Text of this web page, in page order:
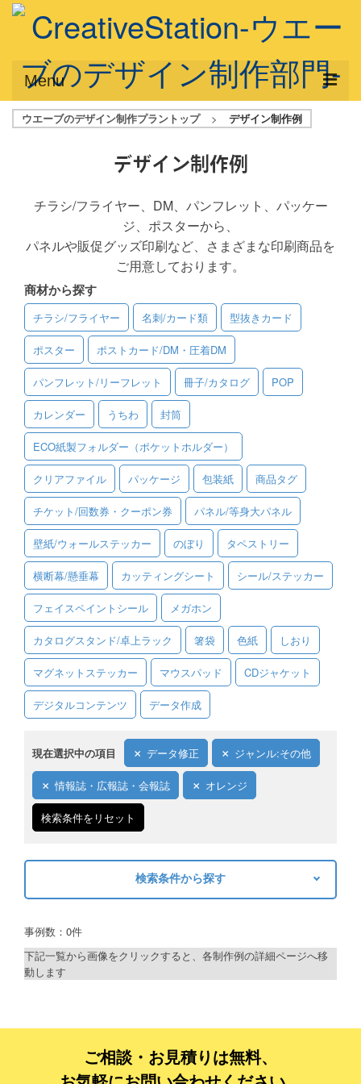
Menu
サービス概要
デザインプラン
フルデザイン
データ修正
写真からイラスト作成
デザイン制作例
ご利用料金
ご利用ガイド
ご利用の流れ
ご注文方法について
キャンセルについて
FAQ（よくあるご質問）
資料をダウンロード
ご利用規約
お見積り・お問合せ
ウエーブのデザイン制作プラントップ > デザイン制作例
デザイン制作例
チラシ/フライヤー、DM、パンフレット、パッケー
ジ、ポスターから、
パネルや販促グッズ印刷など、さまざまな印刷商品を
ご用意しております。
商材から探す
チラシ/フライヤー 名刺/カード類 型抜きカード
ポスター ポストカード/DM・圧着DM
パンフレット/リーフレット 冊子/カタログ POP
カレンダー うちわ 封筒
ECO紙製フォルダー（ポケットホルダー）
クリアファイル パッケージ 包装紙 商品タグ
チケット/回数券・クーポン券 パネル/等身大パネル
壁紙/ウォールステッカー のぼり タペストリー
横断幕/懸垂幕 カッティングシート シール/ステッカー
フェイスペイントシール メガホン
カタログスタンド/卓上ラック 箸袋 色紙 しおり
マグネットステッカー マウスパッド CDジャケット
デジタルコンテンツ データ作成
現在選択中の項目 データ修正 ジャンル:その他
情報誌・広報誌・会報誌 オレンジ
検索条件をリセット
検索条件から探す
制作プランで探す
ベーシックコース
シルバーコース
事例数：0件
下記一覧から画像をクリックすると、各制作例の詳細ページへ移
動します
ご相談・お見積りは無料、